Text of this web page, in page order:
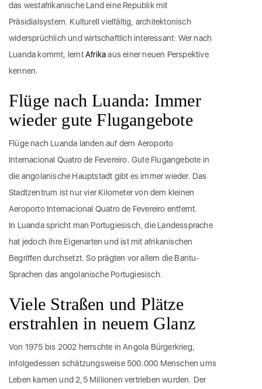
das westafrikanische Land eine Republik mit
Präsidialsystem. Kulturell vielfältig, architektonisch
widersprüchlich und wirtschaftlich interessant: Wer nach
Luanda kommt, lerntAfrikaaus einer neuen Perspektive
kennen.
Flüge nach Luanda: Immer
wieder gute Flugangebote
Flüge nach Luanda landen auf dem Aeroporto
Internacional Quatro de Fevereiro. Gute Flugangebote in
die angolanische Hauptstadt gibt es immer wieder. Das
Stadtzentrum ist nur vier Kilometer von dem kleinen
Aeroporto Internacional Quatro de Fevereiro entfernt.
In Luanda spricht man Portugiesisch, die Landessprache
hat jedoch ihre Eigenarten und ist mit afrikanischen
Begriffen durchsetzt. So prägten vor allem die Bantu-
Sprachen das angolanische Portugiesisch.
Viele Straßen und Plätze
erstrahlen in neuem Glanz
Von 1975 bis 2002 herrschte in Angola Bürgerkrieg,
infolgedessen schätzungsweise 500.000 Menschen ums
Leben kamen und 2,5 Millionen vertrieben wurden. Der